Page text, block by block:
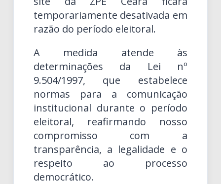
temporariamente desativada em
razão do período eleitoral.
A medida atende às
determinações da Lei nº
9.504/1997, que estabelece
normas para a comunicação
institucional durante o período
eleitoral, reafirmando nosso
compromisso com a
transparência, a legalidade e o
respeito ao processo
democrático.